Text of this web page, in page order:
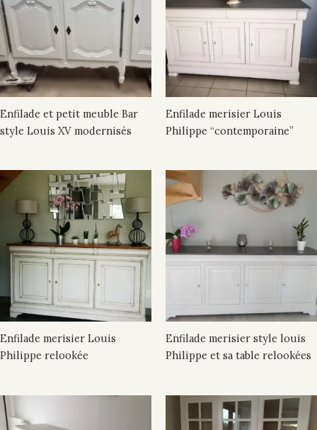
Enfilade et petit meuble Bar
style Louis XV modernisés
Enfilade merisier Louis
Philippe “contemporaine”
Enfilade merisier Louis
Philippe relookée
Enfilade merisier style louis
Philippe et sa table relookées